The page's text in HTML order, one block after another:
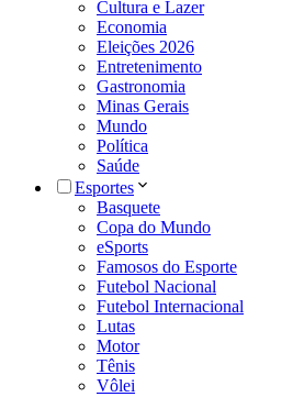
Cultura e Lazer
Economia
Eleições 2026
Entretenimento
Gastronomia
Minas Gerais
Mundo
Política
Saúde
Esportes
Basquete
Copa do Mundo
eSports
Famosos do Esporte
Futebol Nacional
Futebol Internacional
Lutas
Motor
Tênis
Vôlei